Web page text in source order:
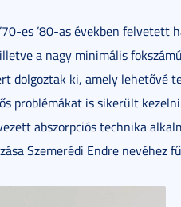
es ’80-as években felvetett
a nagy minimális
dolgoztak ki, amely lehetővé
problémákat is sikerült
abszorpciós technika
Szemerédi Endre nevéhez